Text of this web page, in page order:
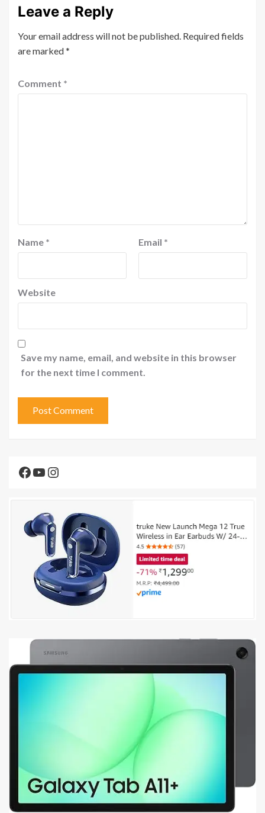
Leave a Reply
Your email address will not be published. Required fields
are marked*
Comment *
Name * Email *
Website
Save my name, email, and website in this browser
for the next time I comment.
Facebook
YouTube
Instagram